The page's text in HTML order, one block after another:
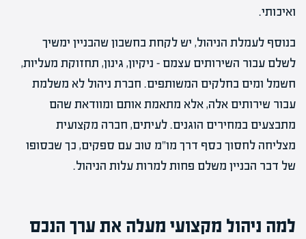
ואיכותי.
בנוסף לעמלת הניהול, יש לקחת בחשבון שהבניין ימשיך
לשלם עבור השירותים עצמם – ניקיון, גינון, תחזוקת מעליות,
חשמל ומים בחלקים המשותפים. חברת ניהול לא משלמת
עבור שירותים אלה, אלא מתאמת אותם ומוודאת שהם
מתבצעים במחירים הוגנים. לעיתים, חברה מקצועית
מצליחה לחסוך כסף דרך מו"מ טוב עם ספקים, כך שבסופו
של דבר הבניין משלם פחות למרות עלות הניהול.
למה ניהול מקצועי מעלה את ערך הנכס